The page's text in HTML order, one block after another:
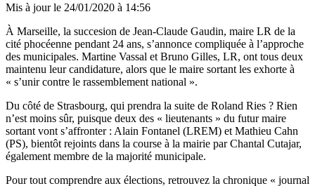
Mis à jour le 24/01/2020 à 14:56
À Marseille, la succesion de Jean-Claude Gaudin, maire LR de la
cité phocéenne pendant 24 ans, s’annonce compliquée à l’approche
des municipales. Martine Vassal et Bruno Gilles, LR, ont tous deux
maintenu leur candidature, alors que le maire sortant les exhorte à
« s’unir contre le rassemblement national ».
Du côté de Strasbourg, qui prendra la suite de Roland Ries ? Rien
n’est moins sûr, puisque deux des « lieutenants » du futur maire
sortant vont s’affronter : Alain Fontanel (LREM) et Mathieu Cahn
(PS), bientôt rejoints dans la course à la mairie par Chantal Cutajar,
également membre de la majorité municipale.
Pour tout comprendre aux élections, retrouvez la chronique « journal